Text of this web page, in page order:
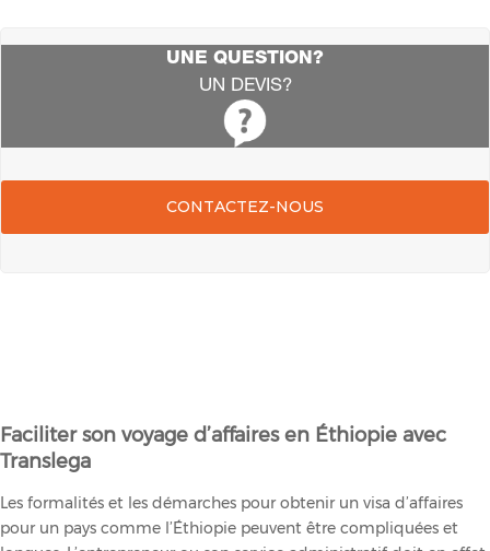
UNE QUESTION?
UN DEVIS?
CONTACTEZ-NOUS
Faciliter son voyage d’affaires en Éthiopie avec
Translega
Les formalités et les démarches pour obtenir un visa d’affaires
pour un pays comme l’Éthiopie peuvent être compliquées et